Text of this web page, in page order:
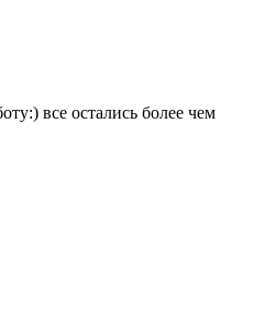
все остались более чем